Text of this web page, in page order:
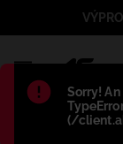
Błąd:
Sorry!
(/